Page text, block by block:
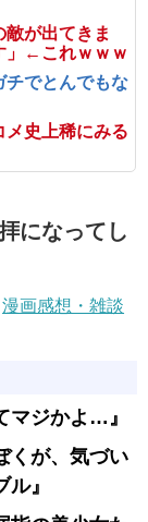
敵が出てきま
」←これｗｗｗ
チでとんでもな
メ史上稀にみる
になってし
漫画感想・雑談
マジかよ…』
くが、気づい
』